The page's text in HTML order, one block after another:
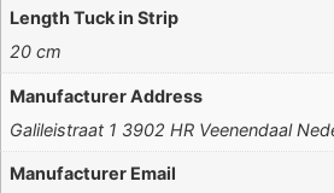
Length Tuck in Strip
20 cm
Manufacturer Address
Galileistraat 1 3902 HR Veenendaal
Manufacturer Email